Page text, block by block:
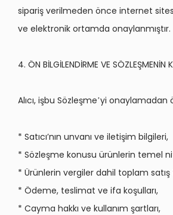
sipariş verilmeden önce internet
ve elektronik ortamda onaylanmıştır.
4. ÖN BİLGİLENDİRME VE SÖZLEŞMENİN
Alıcı, işbu Sözleşme’yi onaylamadan
* Satıcı’nın unvanı ve iletişim bilgileri,
* Sözleşme konusu ürünlerin temel
* Ürünlerin vergiler dahil toplam satış
* Ödeme, teslimat ve ifa koşulları,
* Cayma hakkı ve kullanım şartları,